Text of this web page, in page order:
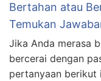
Bertahan atau
Temukan
Jika Anda merasa
bercerai dengan
pertanyaan berikut